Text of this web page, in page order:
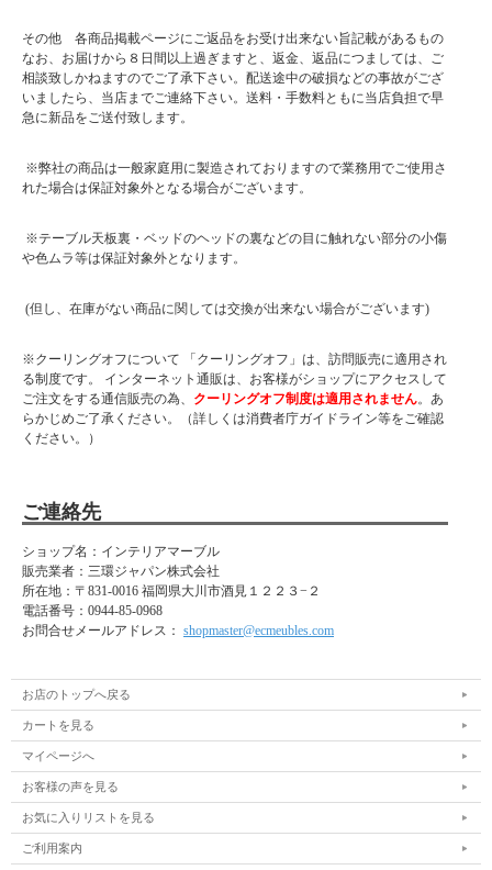
その他 各商品掲載ページにご返品をお受け出来ない旨記載があるもの
なお、お届けから８日間以上過ぎますと、返金、返品につましては、ご
相談致しかねますのでご了承下さい。配送途中の破損などの事故がござ
いましたら、当店までご連絡下さい。送料・手数料ともに当店負担で早
急に新品をご送付致します。
※弊社の商品は一般家庭用に製造されておりますので業務用でご使用さ
れた場合は保証対象外となる場合がございます。
※テーブル天板裏・ベッドのヘッドの裏などの目に触れない部分の小傷
や色ムラ等は保証対象外となります。
(但し、在庫がない商品に関しては交換が出来ない場合がございます)
※クーリングオフについて 「クーリングオフ」は、訪問販売に適用され
る制度です。 インターネット通販は、お客様がショップにアクセスして
ご注文をする通信販売の為、 クーリングオフ制度は適用されません。あ
らかじめご了承ください。（詳しくは消費者庁ガイドライン等をご確認
ください。）
ご連絡先
ショップ名：インテリアマーブル
販売業者：三環ジャパン株式会社
所在地： 〒831-0016 福岡県大川市酒見１２２３−２
電話番号： 0944-85-0968
お問合せメールアドレス： shopmaster@ecmeubles.com
お店のトップへ戻る
カートを見る
マイページへ
お客様の声を見る
お気に入りリストを見る
ご利用案内